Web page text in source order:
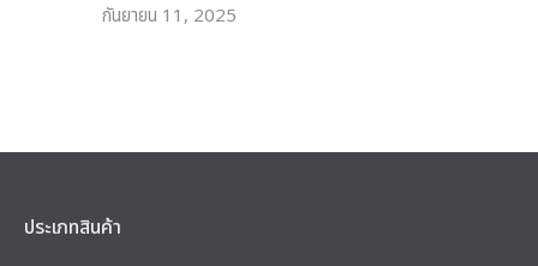
กันยายน 11, 2025
ประเภทสินค้า